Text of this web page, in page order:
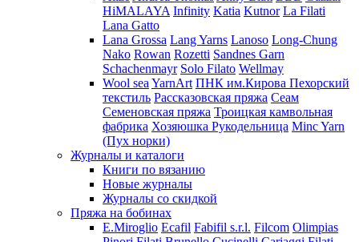
HiMALAYA Infinity Katia Kutnor La Filati
Lana Gatto
Lana Grossa Lang Yarns Lanoso Long-Chung
Nako Rowan Rozetti Sandnes Garn
Schachenmayr Solo Filato Wellmay
Wool sea YarnArt ПНК им.Кирова Пехорский
текстиль Рассказовская пряжа Сеам
Семеновская пряжа Троицкая камвольная
фабрика Хозяюшка Рукодельница Minc Yarn
(Пух норки)
Журналы и каталоги
Книги по вязанию
Новые журналы
Журналы со скидкой
Пряжа на бобинах
E.Miroglio Ecafil Fabifil s.r.l. Filcom Olimpias